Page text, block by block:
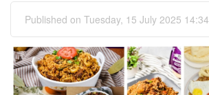
Published on Tuesday, 15 July 2025 14:34